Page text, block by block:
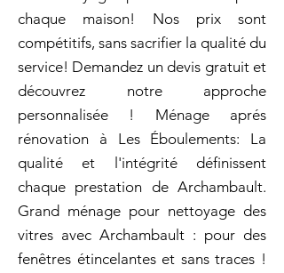
chaque maison! Nos prix sont
compétitifs, sans sacrifier la qualité du
service! Demandez un devis gratuit et
découvrez notre approche
personnalisée ! Ménage aprés
rénovation à Les Éboulements: La
qualité et l'intégrité définissent
chaque prestation de Archambault.
Grand ménage pour nettoyage des
vitres avec Archambault : pour des
fenêtres étincelantes et sans traces !